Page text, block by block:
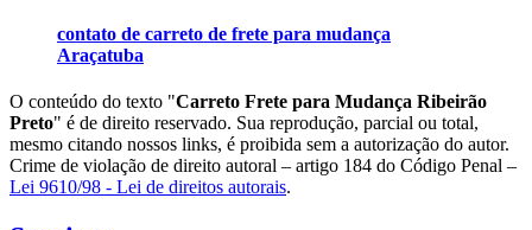
contato de carreto de frete para mudança
Araçatuba
O conteúdo do texto "Carreto Frete para Mudança Ribeirão
Preto" é de direito reservado. Sua reprodução, parcial ou total,
mesmo citando nossos links, é proibida sem a autorização do autor.
Crime de violação de direito autoral – artigo 184 do Código Penal –
Lei 9610/98 - Lei de direitos autorais.